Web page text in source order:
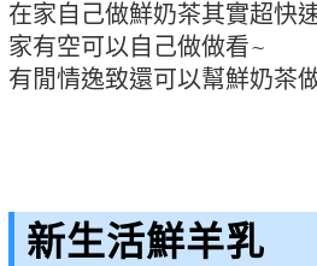
在家自己做鮮奶茶其實超快
家有空可以自己做做看~
有閒情逸致還可以幫鮮奶茶
新生活鮮羊乳